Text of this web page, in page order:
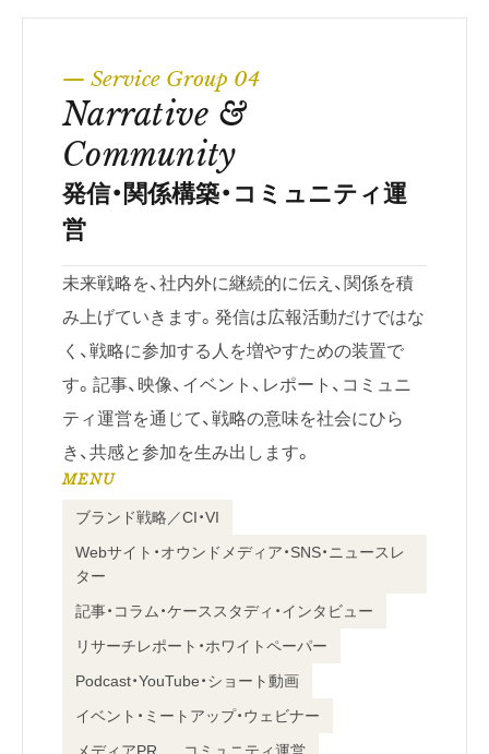
— Service Group 04
Narrative &
Community
発信・関係構築・コミュニティ運
営
未来戦略を、社内外に継続的に伝え、関係を積
み上げていきます。発信は広報活動だけではな
く、戦略に参加する人を増やすための装置で
す。記事、映像、イベント、レポート、コミュニ
ティ運営を通じて、戦略の意味を社会にひら
き、共感と参加を生み出します。
MENU
ブランド戦略／CI・VI
Webサイト・オウンドメディア・SNS・ニュースレ
ター
記事・コラム・ケーススタディ・インタビュー
リサーチレポート・ホワイトペーパー
Podcast・YouTube・ショート動画
イベント・ミートアップ・ウェビナー